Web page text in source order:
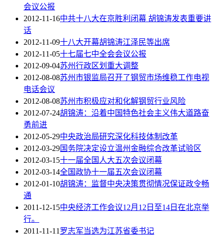
会议公报
2012-11-16中共十八大在京胜利闭幕 胡锦涛发表重要讲
话
2012-11-09十八大开幕胡锦涛江泽民等出席
2012-11-05十七届七中全会会议公报
2012-09-04苏州行政区划重大调整
2012-08-08苏州市银监局召开了钢贸市场维稳工作电视
电话会议
2012-08-08苏州市积极应对和化解钢贸行业风险
2012-07-24胡锦涛：沿着中国特色社会主义伟大道路奋
勇前进
2012-05-29中央政治局研究深化科技体制改革
2012-03-29国务院决定设立温州金融综合改革试验区
2012-03-15十一届全国人大五次会议闭幕
2012-03-14全国政协十一届五次会议闭幕
2012-01-10胡锦涛：监督中央决策贯彻情况保证政令畅
通
2011-12-15中央经济工作会议12月12日至14日在北京举
行。
2011-11-11罗志军当选为江苏省委书记